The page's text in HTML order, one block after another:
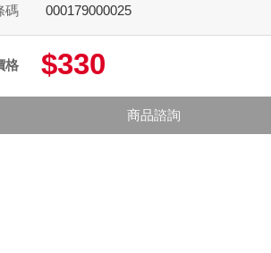
碼
000179000025
格 $330
商品諮詢